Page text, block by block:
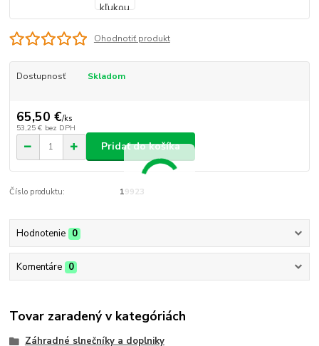
Ohodnotiť produkt
Dostupnosť Skladom
65,50 €/ks
53,25 € bez DPH
Pridať do košíka
Číslo produktu: 19923
Hodnotenie 0
Komentáre 0
Tovar zaradený v kategóriách
Záhradné slnečníky a doplniky